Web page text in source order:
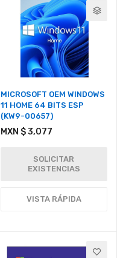
MICROSOFT OEM WINDOWS
11 HOME 64 BITS ESP
(KW9-00657)
MXN $ 3,077
SOLICITAR
EXISTENCIAS
VISTA RÁPIDA